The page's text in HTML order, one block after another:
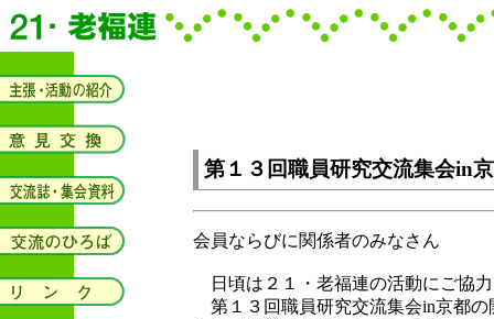
第１３回職員研究交流集会in
会員ならびに関係者のみなさん
日頃は２１・老福連の活動にご協
第１３回職員研究交流集会in京都の